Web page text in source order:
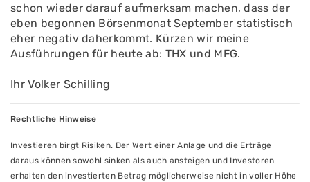
schon wieder darauf aufmerksam machen, dass der
eben begonnen Börsenmonat September statistisch
eher negativ daherkommt. Kürzen wir meine
Ausführungen für heute ab: THX und MFG.
Ihr Volker Schilling
Rechtliche Hinweise
Investieren birgt Risiken. Der Wert einer Anlage und die Erträge
daraus können sowohl sinken als auch ansteigen und Investoren
erhalten den investierten Betrag möglicherweise nicht in voller Höhe